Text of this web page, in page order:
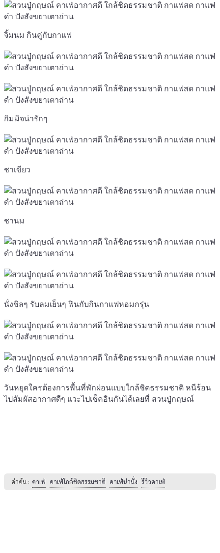
จิ้มนม กินคู่กับกาแฟ
กิมมิจน่ารักๆ
ชาเขียว
ชานม
นั่งชิลๆ รับลมเย็นๆ ฟินกับกินกาแฟหอมกรุ่น
วันหยุดใครต้องการพื้นที่พักผ่อนแบบใกล้ชิดธรรมชาติ หนีร้อน
ไปสัมผัสอากาศดีๆ แวะไปเช็คอินกันได้เลยที่ สวนปู่กฤษณ์
คำค้น : คาเฟ่ คาเฟ่ใกล้ชิดธรรมชาติ คาเฟ่น่านั่ง รีวิวคาเฟ่